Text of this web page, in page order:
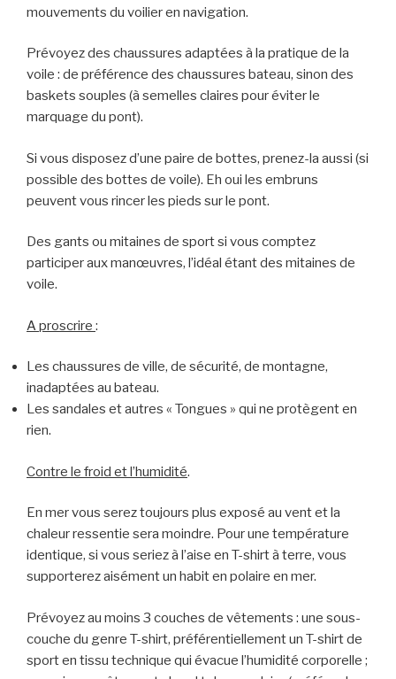
mouvements du voilier en navigation.
Prévoyez des chaussures adaptées à la pratique de la
voile : de préférence des chaussures bateau, sinon des
baskets souples (à semelles claires pour éviter le
marquage du pont).
Si vous disposez d’une paire de bottes, prenez-la aussi (si
possible des bottes de voile). Eh oui les embruns
peuvent vous rincer les pieds sur le pont.
Des gants ou mitaines de sport si vous comptez
participer aux manœuvres, l’idéal étant des mitaines de
voile.
A proscrire :
Les chaussures de ville, de sécurité, de montagne,
inadaptées au bateau.
Les sandales et autres « Tongues » qui ne protègent en
rien.
Contre le froid et l’humidité.
En mer vous serez toujours plus exposé au vent et la
chaleur ressentie sera moindre. Pour une température
identique, si vous seriez à l’aise en T-shirt à terre, vous
supporterez aisément un habit en polaire en mer.
Prévoyez au moins 3 couches de vêtements : une sous-
couche du genre T-shirt, préférentiellement un T-shirt de
sport en tissu technique qui évacue l’humidité corporelle ;